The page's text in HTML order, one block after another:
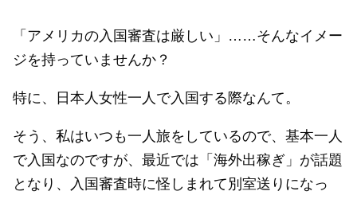
「アメリカの入国審査は厳しい」……そんなイメー
ジを持っていませんか？
特に、日本人女性一人で入国する際なんて。
そう、私はいつも一人旅をしているので、基本一人
で入国なのですが、最近では「海外出稼ぎ」が話題
となり、入国審査時に怪しまれて別室送りになっ